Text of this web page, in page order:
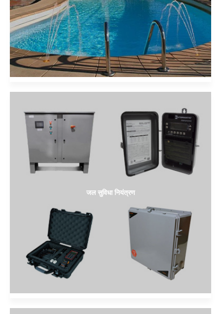
जल सुविधा नियंत्रण